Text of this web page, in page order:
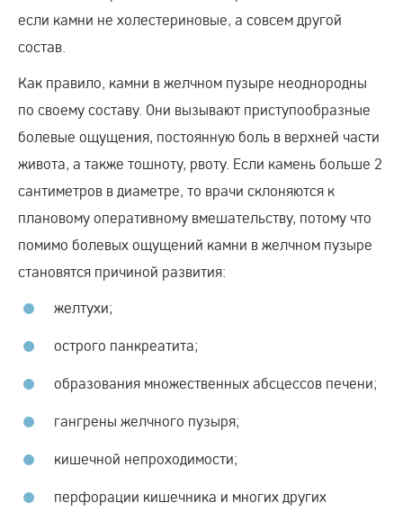
если камни не холестериновые, а совсем другой
состав.
Как правило, камни в желчном пузыре неоднородны
по своему составу. Они вызывают приступообразные
болевые ощущения, постоянную боль в верхней части
живота, а также тошноту, рвоту. Если камень больше 2
сантиметров в диаметре, то врачи склоняются к
плановому оперативному вмешательству, потому что
помимо болевых ощущений камни в желчном пузыре
становятся причиной развития:
желтухи;
острого панкреатита;
образования множественных абсцессов печени;
гангрены желчного пузыря;
кишечной непроходимости;
перфорации кишечника и многих других